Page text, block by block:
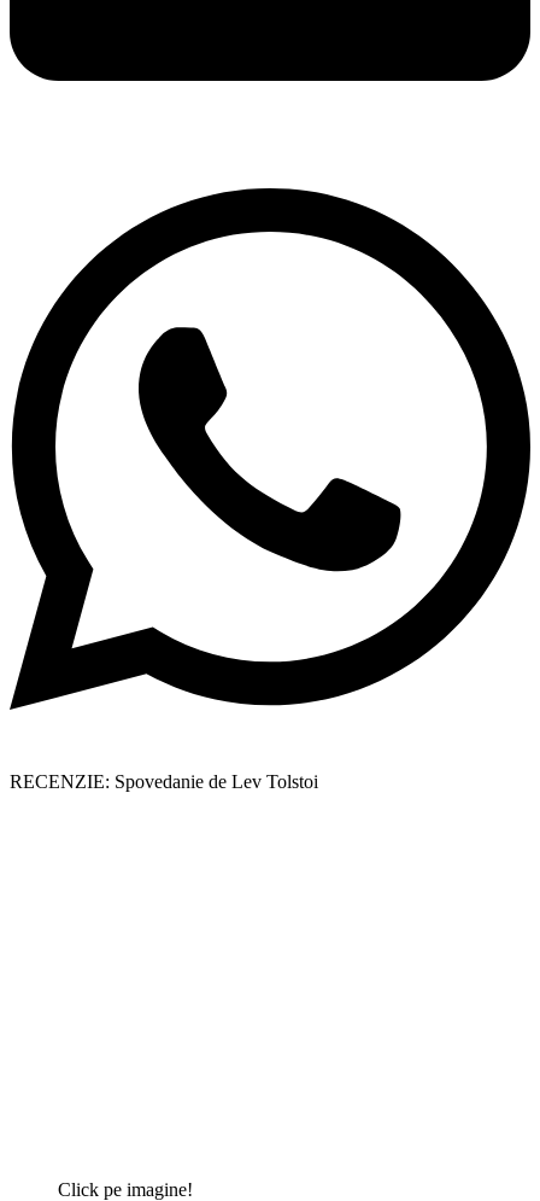
RECENZIE: Spovedanie de Lev Tolstoi
Click pe imagine!